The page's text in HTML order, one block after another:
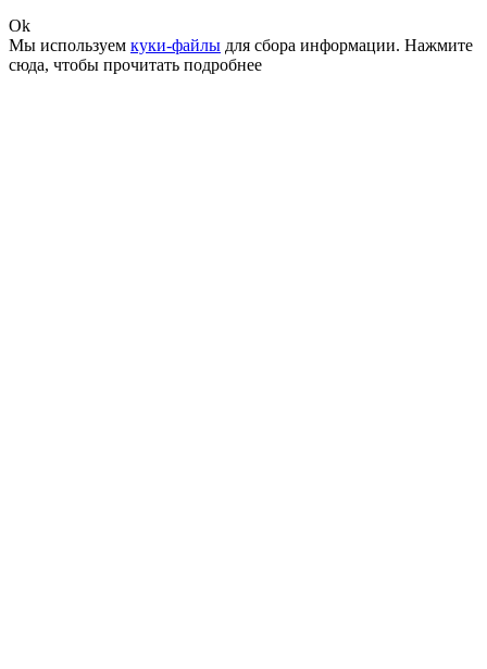
Ok
Мы используем куки-файлы для сбора информации. Нажмите
сюда, чтобы прочитать подробнее